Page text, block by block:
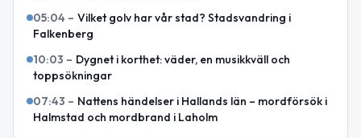
05:04 – Vilket golv har vår stad? Stadsvandring i
Falkenberg
10:03 – Dygnet i korthet: väder, en musikkväll och
toppsökningar
07:43 – Nattens händelser i Hallands län – mordförsök i
Halmstad och mordbrand i Laholm